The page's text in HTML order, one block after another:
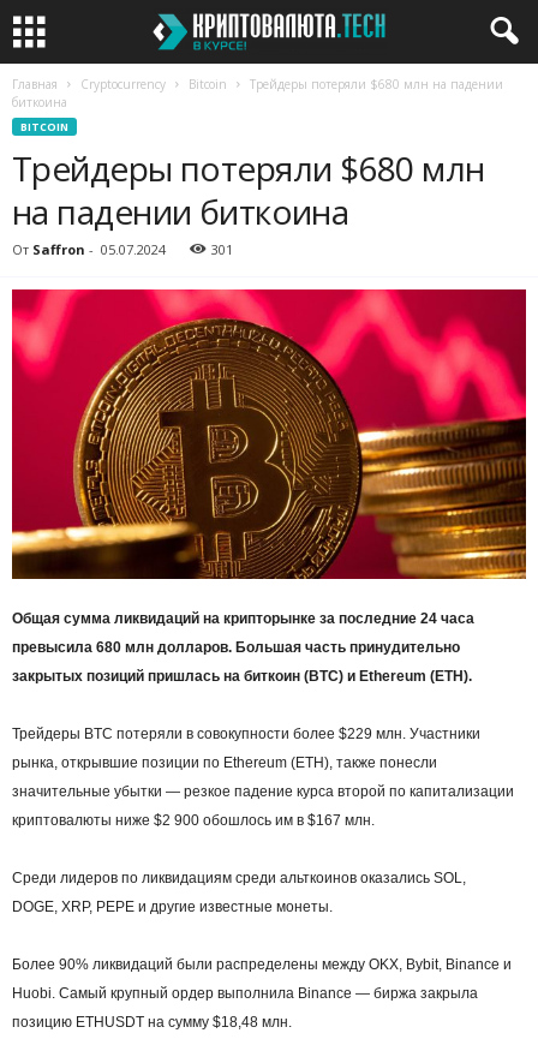
Главная Cryptocurrency Bitcoin
Трейдеры потеряли $680 млн на падении
биткоина
BITCOIN
Трейдеры потеряли $680 млн
на падении биткоина
От Saffron - 05.07.2024 301
Общая сумма ликвидаций на крипторынке за последние 24 часа
превысила 680 млн долларов. Большая часть принудительно
закрытых позиций пришлась на биткоин (BTC) и Ethereum (ETH).
Трейдеры BTC потеряли в совокупности более $229 млн. Участники
рынка, открывшие позиции по Ethereum (ETH), также понесли
значительные убытки — резкое падение курса второй по капитализации
криптовалюты ниже $2 900 обошлось им в $167 млн.
Среди лидеров по ликвидациям среди альткоинов оказались SOL,
DOGE, XRP, PEPE и другие известные монеты.
Более 90% ликвидаций были распределены между OKX, Bybit, Binance и
Huobi. Самый крупный ордер выполнила Binance — биржа закрыла
позицию ETHUSDT на сумму $18,48 млн.